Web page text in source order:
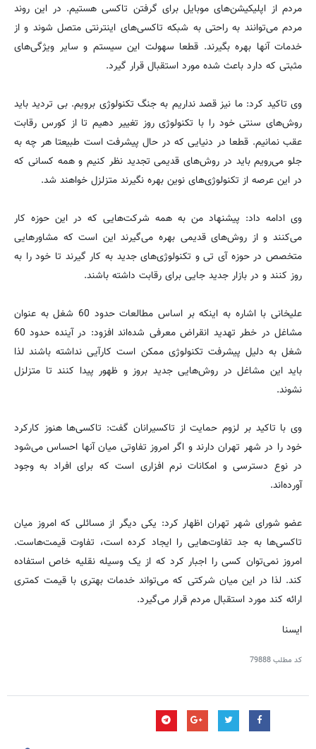
مردم از اپلیکیشن‌های موبایل برای گرفتن تاکسی هستیم. در این روند
مردم می‌توانند به راحتی به شبکه تاکسی‌های اینترنتی متصل شوند و از
خدمات آنها بهره بگیرند. قطعا سهولت این سیستم و سایر ویژگی‌های
مثبتی که دارد باعث شده مورد استقبال قرار گیرد.
وی تاکید کرد: ما نیز قصد نداریم به جنگ تکنولوژی برویم. بی تردید باید
روش‌های سنتی خود را با تکنولوژی روز تغییر دهیم تا از کورس رقابت
عقب نمانیم. قطعا در دنیایی که در حال پیشرفت است طبیعتا هر چه به
جلو می‌رویم باید در روش‌های قدیمی تجدید نظر کنیم و همه کسانی که
در این عرصه از تکنولوژی‌های نوین بهره نگیرند متزلزل خواهند شد.
وی ادامه داد: پیشنهاد من به همه شرکت‌هایی که در این حوزه کار
می‌کنند و از روش‌های قدیمی بهره می‌گیرند این است که مشاورهایی
متخصص در حوزه آی تی و تکنولوژی‌های جدید به کار گیرند تا خود را به
روز کنند و در بازار جدید جایی برای رقابت داشته باشند.
علیخانی با اشاره به اینکه بر اساس مطالعات حدود 60 شغل به عنوان
مشاغل در خطر تهدید انقراض معرفی شده‌اند افزود: در آینده حدود 60
شغل به دلیل پیشرفت تکنولوژی ممکن است کارآیی نداشته باشند لذا
باید این مشاغل در روش‌هایی جدید بروز و ظهور پیدا کنند تا متزلزل
نشوند.
وی با تاکید بر لزوم حمایت از تاکسیرانان گفت: تاکسی‌ها هنوز کارکرد
خود را در شهر تهران دارند و اگر امروز تفاوتی میان آنها احساس می‌شود
در نوع دسترسی و امکانات نرم افزاری است که برای افراد به وجود
آورده‌اند.
عضو شورای شهر تهران اظهار کرد: یکی دیگر از مسائلی که امروز میان
تاکسی‌ها به جد تفاوت‌هایی را ایجاد کرده است، تفاوت قیمت‌هاست.
امروز نمی‌توان کسی را اجبار کرد که از یک وسیله نقلیه خاص استفاده
کند. لذا در این میان شرکتی که می‌تواند خدمات بهتری با قیمت کمتری
ارائه کند مورد استقبال مردم قرار می‌گیرد.
ایسنا
کد مطلب79888